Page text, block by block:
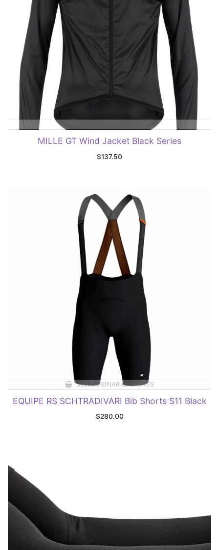
MILLE GT Wind Jacket Black Series
$137.50
SELECCIONAR OPCIONES
EQUIPE RS SCHTRADIVARI Bib Shorts S11 Black
$280.00